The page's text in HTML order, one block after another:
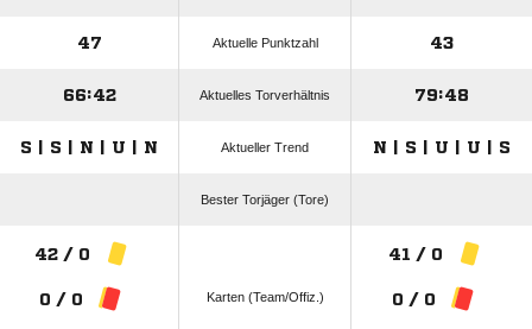
47 Aktuelle Punktzahl 43
66:42 Aktuelles Torverhältnis 79:48
S | S | N | U | N Aktueller Trend N | S | U | U | S
Bester Torjäger (Tore)
42 / 0
0 / 0 Karten (Team/Offiz.)
41 / 0
0 / 0